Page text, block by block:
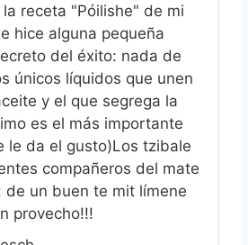
receta "Póilishe" de mi
hice alguna pequeña
del éxito: nada de
únicos líquidos que unen
y el que segrega la
es el más importante
le da el gusto)Los tzibale
compañeros del mate
de un buen te mit límene
provecho!!!